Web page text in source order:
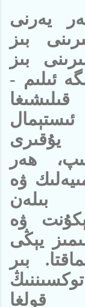
يەرنى
بىز
بىز
ئىلىم -
ئىستېمال
ھەر
ۋە
بىلەن
ۋە
يېڭى
بىر
قولغا